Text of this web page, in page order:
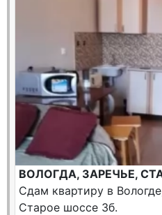
ВОЛОГДА, ЗАРЕЧЬЕ,
Сдам квартиру в
Старое шоссе 3б.